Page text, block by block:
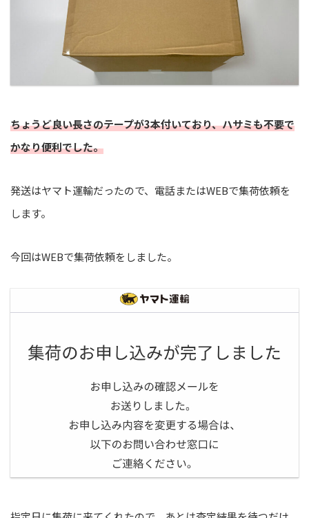
ちょうど良い長さのテープが3本付いており、ハサミも不要で
かなり便利でした。
発送はヤマト運輸だったので、電話またはWEBで集荷依頼を
します。
今回はWEBで集荷依頼をしました。